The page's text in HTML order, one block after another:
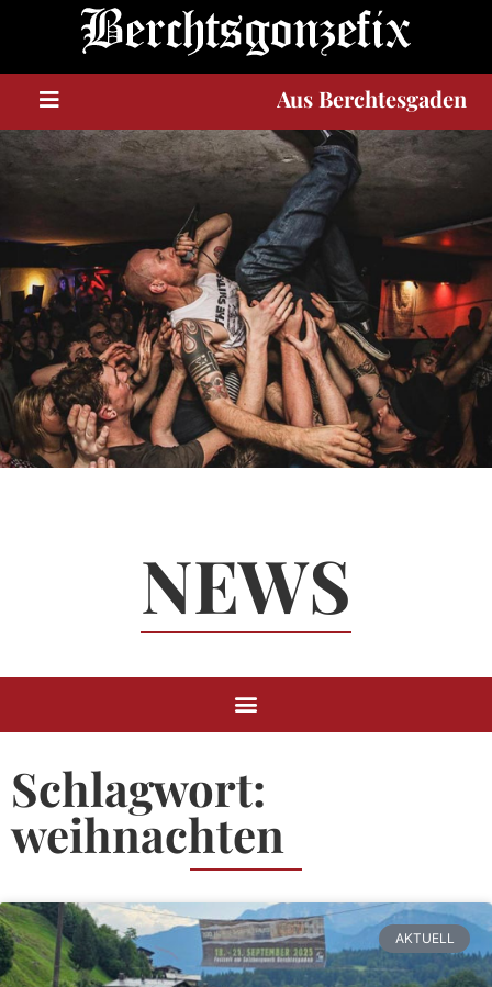
Berchtesgaden
Rund um
Berchtesgaden
NEWS
Schlagwort:
weihnachten
AKTUELL